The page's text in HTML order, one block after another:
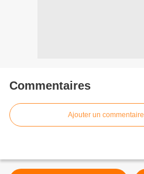
Commentaires
Ajouter un commentaire